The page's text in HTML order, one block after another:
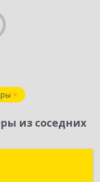
из соседних